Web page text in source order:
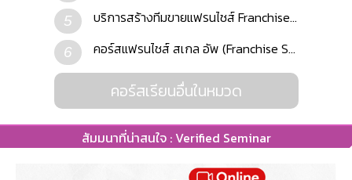
5 บริการสร้างทีมขายแฟรนไชส์ Franchise...
6 คอร์สแฟรนไชส์ สเกล อัพ (Franchise S...
คอร์สเรียนอื่นในหมวด
สัมมนาที่น่าสนใจ : Verified Seminar